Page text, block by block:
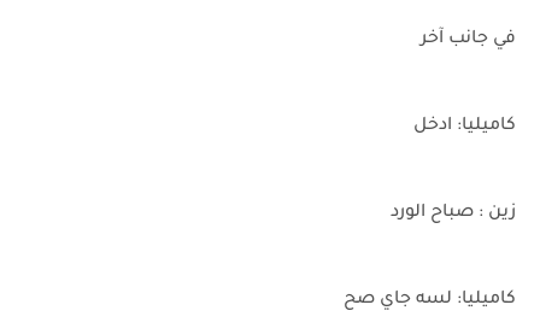
في جانب آخر
كاميليا: ادخل
زين : صباح الورد
كاميليا: لسه جاي صح